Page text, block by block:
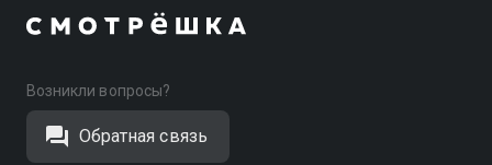
Возникли вопросы?
Обратная связь